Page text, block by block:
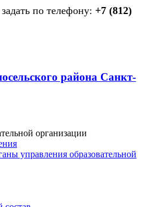
по телефону: +7 (812)
организации
управления образовательной